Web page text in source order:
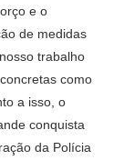
e o
de medidas
trabalho
como
a isso, o
conquista
da Polícia